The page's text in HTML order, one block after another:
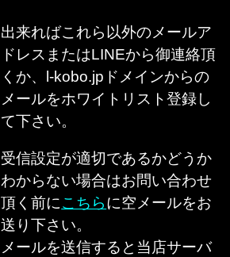
出来ればこれら以外のメールア
ドレスまたはLINEから御連絡頂
くか、l-kobo.jpドメインからの
メールをホワイトリスト登録し
て下さい。
受信設定が適切であるかどうか
わからない場合はお問い合わせ
頂く前にこちらに空メールをお
送り下さい。
メールを送信すると当店サーバ